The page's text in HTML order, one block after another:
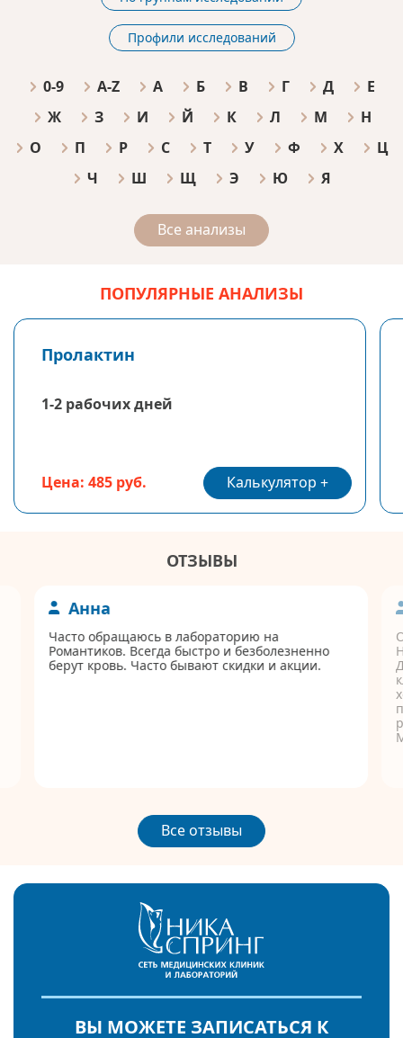
Профили исследований
0-9 A-Z А Б В Г Д
Е
Ж
З И Й К Л М
Н
О
П Р С Т У Ф Х
Ц
Ч
Ш Щ Э Ю Я
Все анализы
ПОПУЛЯРНЫЕ АНАЛИЗЫ
Пролактин
1-2 рабочих дней
Цена: 485 руб. Калькулятор
ОТЗЫВЫ
Анна
Часто обращаюсь в лабораторию на
Романтиков. Всегда быстро и безболезненно
берут кровь. Часто бывают скидки и акции.
Все отзывы
ВЫ МОЖЕТЕ ЗАПИСАТЬСЯ К